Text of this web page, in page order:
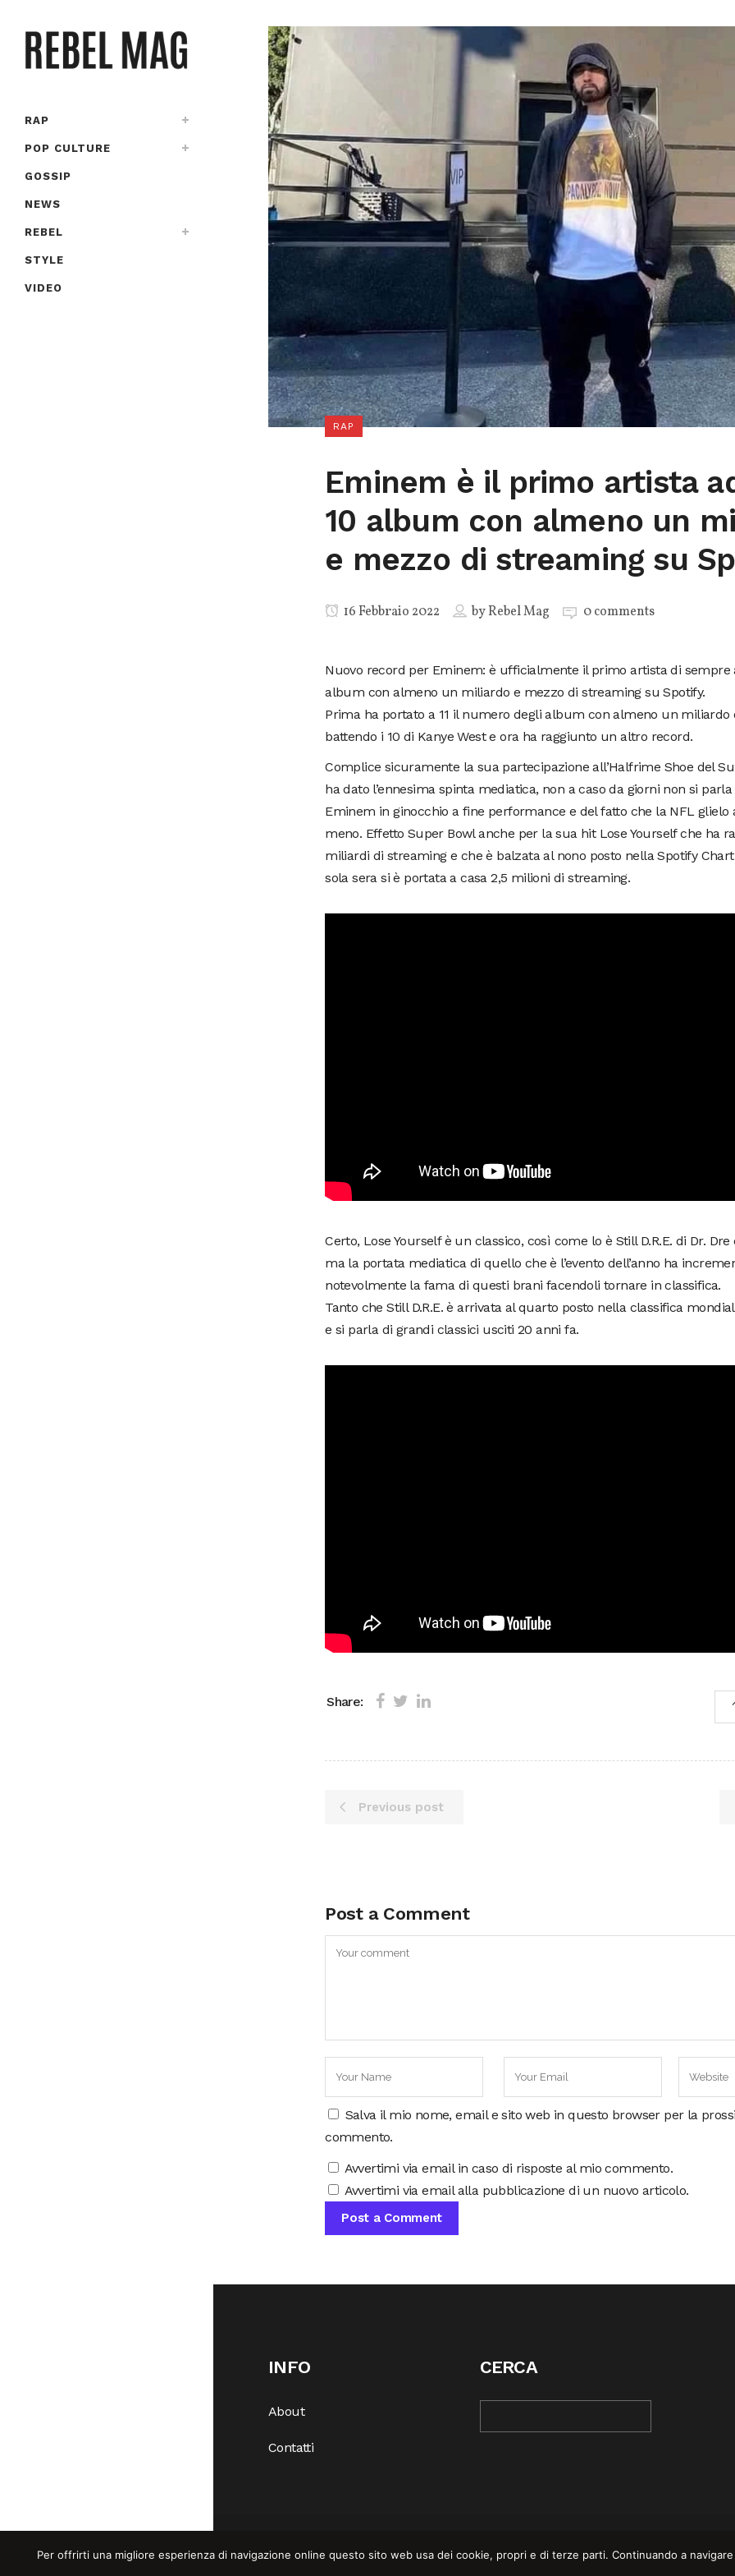
RAP
POP CULTURE
GOSSIP
NEWS
REBEL
STYLE
VIDEO
RAP
Eminem è il primo artista
10 album con almeno un
e mezzo di streaming su
16 Febbraio 2022 byRebel Mag 0 comments
Nuovo record per Eminem: è ufficialmente il primo artista di sempre
album con almeno un miliardo e mezzo di streaming su Spotify.
Prima ha portato a 11 il numero degli album con almeno un miliardo
battendo i 10 di Kanye West e ora ha raggiunto un altro record.
Complice sicuramente la sua partecipazione all’Halfrime Shoe del
ha dato l’ennesima spinta mediatica, non a caso da giorni non si parla
Eminem in ginocchio a fine performance e del fatto che la NFL glielo
meno. Effetto Super Bowl anche per la sua hit Lose Yourself che ha
miliardi di streaming e che è balzata al nono posto nella Spotify
sola sera si è portata a casa 2,5 milioni di streaming.
Certo, Lose Yourself è un classico, così come lo è Still D.R.E. di Dr. Dre
ma la portata mediatica di quello che è l’evento dell’anno ha
notevolmente la fama di questi brani facendoli tornare in classifica.
Tanto che Still D.R.E. è arrivata al quarto posto nella classifica
e si parla di grandi classici usciti 20 anni fa.
Share:
Previous post
Post a Comment
Salva il mio nome, email e sito web in questo browser per la
commento.
Avvertimi via email in caso di risposte al mio commento.
Avvertimi via email alla pubblicazione di un nuovo articolo.
INFO
About
Contatti
CERCA
Per offrirti una migliore esperienza di navigazione online questo sito web usa dei cookie, propri e di terze parti. Continuando a